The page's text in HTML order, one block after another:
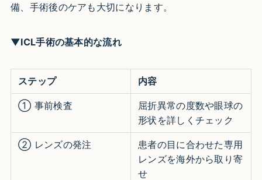
備、手術後のケアも大切になります。
▼ICL手術の基本的な流れ
ステップ 内容
① 事前検査
屈折異常の度数や眼球の
形状を詳しくチェック
② レンズの発注
患者の目に合わせた専用
レンズを海外から取り寄
せ